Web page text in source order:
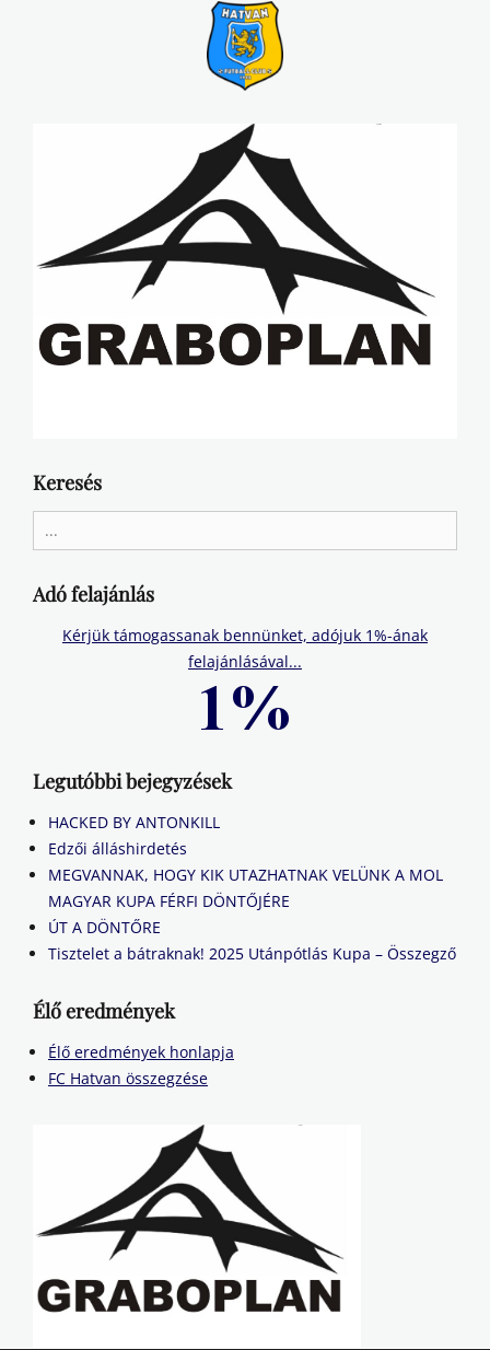
Keresés
for:
Adó felajánlás
Kérjük támogassanak bennünket, adójuk 1%-ának
felajánlásával...
Legutóbbi bejegyzések
HACKED BY ANTONKILL
Edzői álláshirdetés
MEGVANNAK, HOGY KIK UTAZHATNAK VELÜNK A MOL
MAGYAR KUPA FÉRFI DÖNTŐJÉRE
ÚT A DÖNTŐRE
Tisztelet a bátraknak! 2025 Utánpótlás Kupa – Összegző
Élő eredmények
Élő eredmények honlapja
FC Hatvan összegzése